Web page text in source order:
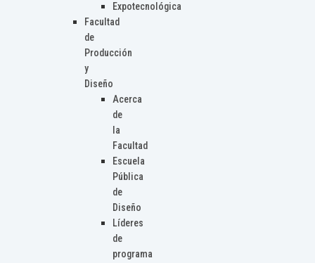
Expotecnológica
Facultad
de
Producción
y
Diseño
Acerca
de
la
Facultad
Escuela
Pública
de
Diseño
Líderes
de
programa